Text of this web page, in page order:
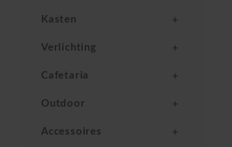
Kasten
Verlichting
Cafetaria
Outdoor
Accessoires